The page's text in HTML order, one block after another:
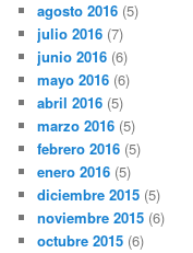
agosto 2016 (5)
julio 2016 (7)
junio 2016 (6)
mayo 2016 (6)
abril 2016 (5)
marzo 2016 (5)
febrero 2016 (5)
enero 2016 (5)
diciembre 2015 (5)
noviembre 2015 (6)
octubre 2015 (6)